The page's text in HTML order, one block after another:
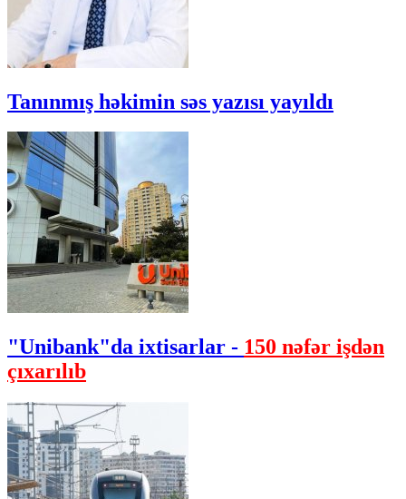
Tanınmış həkimin səs yazısı yayıldı
"Unibank"da ixtisarlar - 150 nəfər işdən
çıxarılıb